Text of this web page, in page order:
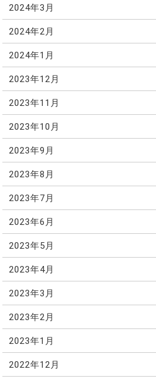
2024年3月
2024年2月
2024年1月
2023年12月
2023年11月
2023年10月
2023年9月
2023年8月
2023年7月
2023年6月
2023年5月
2023年4月
2023年3月
2023年2月
2023年1月
2022年12月